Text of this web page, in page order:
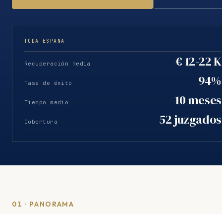
TODA ESPAÑA
Recuperación media € 12-22 K
Tasa de éxito 94%
Tiempo medio 10 meses
Cobertura 52 juzgados
01 · PANORAMA